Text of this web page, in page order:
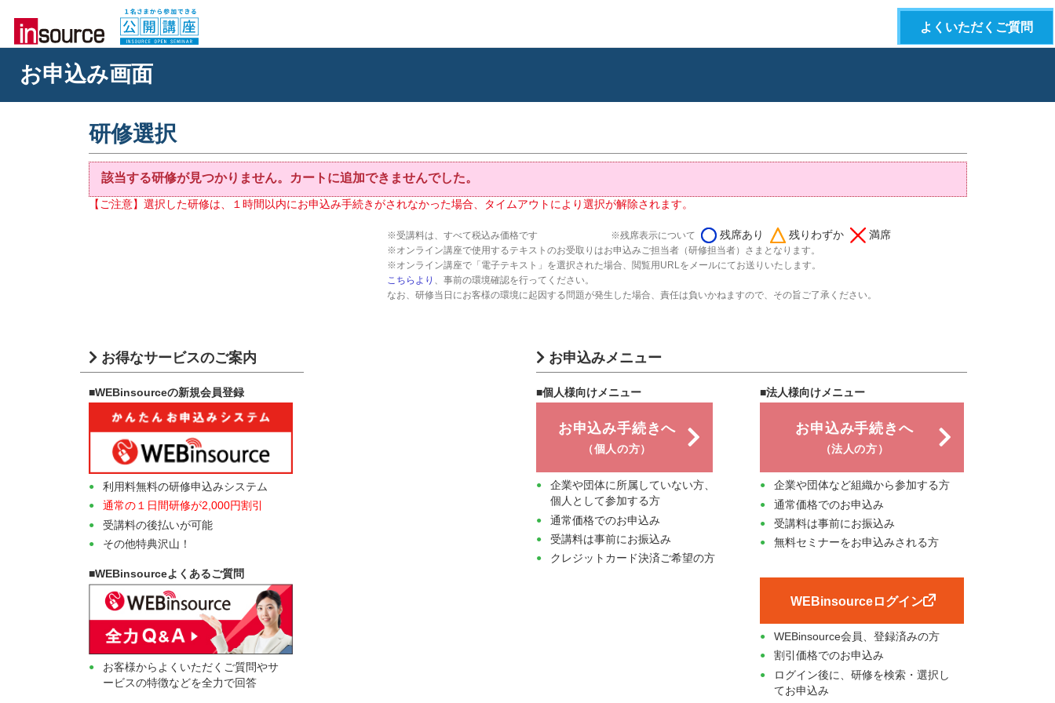
よくいただくご質問
お申込み画面
研修選択
該当する研修が見つかりません。カートに追加できませんでした。
【ご注意】選択した研修は、１時間以内にお申込み手続きがされなかった場合、タイムアウトにより選択が解除されます。
※受講料は、すべて税込み価格です ※残席表示について 残席あり 残りわずか 満席
※オンライン講座で使用するテキストのお受取りはお申込みご担当者（研修担当者）さまとなります。
※オンライン講座で「電子テキスト」を選択された場合、閲覧用URLをメールにてお送りいたします。
こちらより 、事前の環境確認を行ってください。
なお、研修当日にお客様の環境に起因する問題が発生した場合、責任は負いかねますので、その旨ご了承ください。
お申込みメニュー
■個人様向けメニュー
お申込み手続きへ
（個人の方）
企業や団体に所属していない方、
個人として参加する方
通常価格でのお申込み
受講料は事前にお振込み
クレジットカード決済ご希望の方
■法人様向けメニュー
お申込み手続きへ
（法人の方）
企業や団体など組織から参加する方
通常価格でのお申込み
受講料は事前にお振込み
無料セミナーをお申込みされる方
WEBinsourceログイン
WEBinsource会員、登録済みの方
割引価格でのお申込み
ログイン後に、研修を検索・選択し
てお申込み
お得なサービスのご案内
■WEBinsourceの新規会員登録
利用料無料の研修申込みシステム
通常の１日間研修が2,000円割引
受講料の後払いが可能
その他特典沢山！
■WEBinsourceよくあるご質問
お客様からよくいただくご質問やサ
ービスの特徴などを全力で回答